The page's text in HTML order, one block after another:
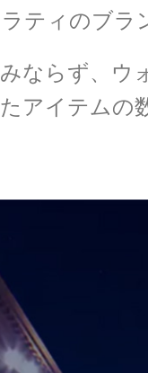
ティのブラ
ならず、
アイテムの